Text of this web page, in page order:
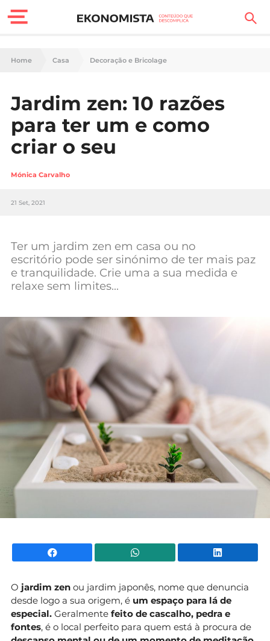
Finanças Pessoais
Carreira
Casa
Lifestyle
Sociedade
Negócios
Mundial 2026
Home Casa Decoração e Bricolage
Jardim zen: 10 razões
para ter um e como
criar o seu
Mónica Carvalho
21 Set, 2021
Ter um jardim zen em casa ou no
escritório pode ser sinónimo de ter mais paz
e tranquilidade. Crie uma a sua medida e
relaxe sem limites…
Facebook WhatsApp
O jardim zen ou jardim japonês, nome que denuncia
desde logo a sua origem, é um espaço para lá de
especial. Geralmente feito de cascalho, pedra e
fontes, é o local perfeito para quem está à procura de